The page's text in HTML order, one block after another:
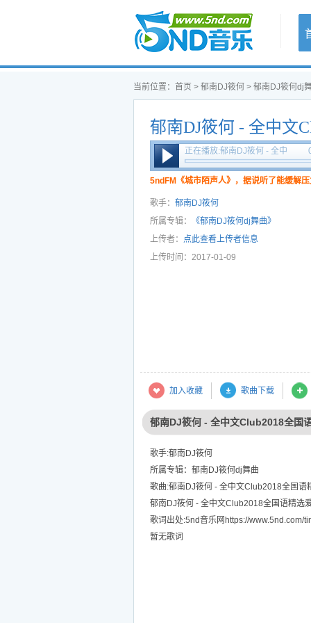
首页
当前位置： 首页 > 郁南DJ筱何 > 郁南DJ筱何dj
郁南DJ筱何 - 全中文
国语精选爱你说散就
正在播放:郁南DJ筱何 - 全中
文Club2018全国语精选爱你
说散就散慢摇串烧
5ndFM《城市陌声人》，据说听了能缓解压
歌手： 郁南DJ筱何
所属专辑：
《郁南DJ筱何dj舞曲》
上传者： 点此查看上传者信息
上传时间：2017-01-09
加入收藏 歌曲下载
郁南DJ筱何 - 全中文Club2018全国
歌手:郁南DJ筱何
所属专辑：郁南DJ筱何dj舞曲
歌曲:郁南DJ筱何 - 全中文Club2018全国语
郁南DJ筱何 - 全中文Club2018全国语精选
歌词出处:5nd音乐网https://www.5nd.com/
暂无歌词